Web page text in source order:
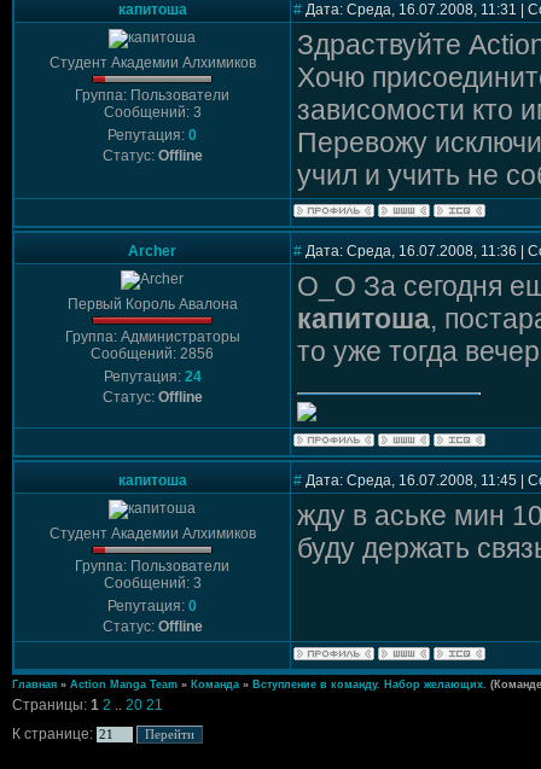
капитоша # Дата: Среда, 16.07.2008, 11:31 |
Студент Академии Алхимиков
Группа: Пользователи
Сообщений: 3
Репутация: 0
Статус: Offline
Здраствуйте
Хочю
зависомости кто
Перевожу
учил и учить не
Archer # Дата: Среда, 16.07.2008, 11:36 |
Первый Король Авалона
Группа: Администраторы
Сообщений: 2856
Репутация: 24
Статус: Offline
О_О За сегодня
капитоша,
то уже тогда
капитоша # Дата: Среда, 16.07.2008, 11:45 |
Студент Академии Алхимиков
Группа: Пользователи
Сообщений: 3
Репутация: 0
Статус: Offline
жду в аське мин
буду держать
Главная » Action Manga Team » Команда » Вступление в команду. Набор желающих.
Страницы: 1 2 .. 20 21
К странице: